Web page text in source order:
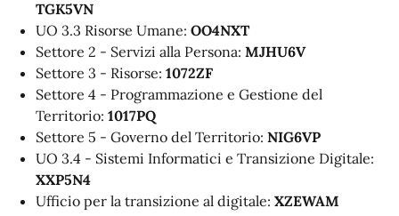
TGK5VN
UO 3.3 Risorse Umane: OO4NXT
Settore 2 - Servizi alla Persona: MJHU6V
Settore 3 - Risorse: 1072ZF
Settore 4 - Programmazione e Gestione del
Territorio: 1017PQ
Settore 5 - Governo del Territorio: NIG6VP
UO 3.4 - Sistemi Informatici e Transizione Digitale:
XXP5N4
Ufficio per la transizione al digitale: XZEWAM